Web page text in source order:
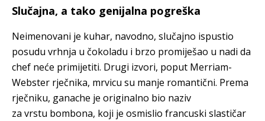
Slučajna, a tako genijalna pogreška
Neimenovani je kuhar, navodno, slučajno ispustio
posudu vrhnja u čokoladu i brzo promiješao u nadi da
chef neće primijetiti. Drugi izvori, poput Merriam-
Webster rječnika, mrvicu su manje romantični. Prema
rječniku, ganache je originalno bio naziv
za vrstu bombona, koji je osmislio francuski slastičar